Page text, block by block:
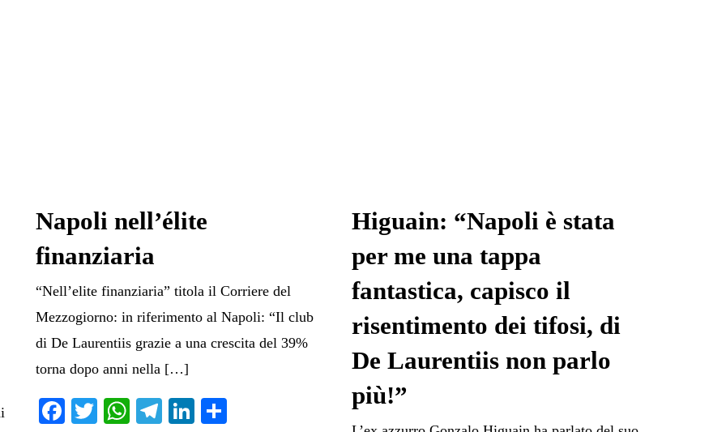
Napoli nell’élite
finanziaria
“Nell’elite finanziaria” titola il Corriere del
Mezzogiorno: in riferimento al Napoli: “Il club
di De Laurentiis grazie a una crescita del 39%
torna dopo anni nella […]
Fa T
W
Te
Li
Higuain: “Napoli è stata
per me una tappa
fantastica, capisco il
risentimento dei tifosi, di
De Laurentiis non parlo
più!”